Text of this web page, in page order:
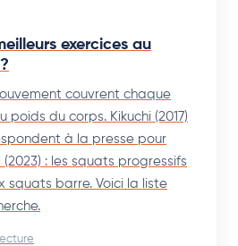
exercices au
couvrent chaque
poids du corps. Kikuchi (2017)
à la presse pour
(2023) : les squats progressifs
squats barre. Voici la liste